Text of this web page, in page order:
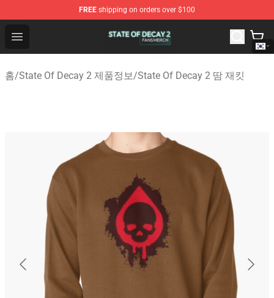
FREE shipping on orders over $100
Open menu
State Of Decay 2 Shop - Official State Of Decay 2
홈/State Of Decay 2 제품정보/State Of Decay 2 땀 재킷